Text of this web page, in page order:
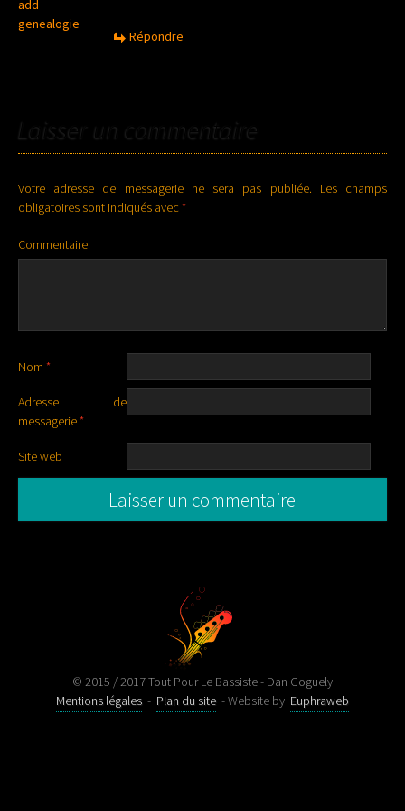
add
genealogie
Répondre
Laisser un commentaire
Votre adresse de messagerie ne sera pas publiée. Les champs
obligatoires sont indiqués avec*
Commentaire
Nom *
Adresse de
messagerie*
Site web
© 2015 / 2017 Tout Pour Le Bassiste - Dan Goguely
Mentions légales - Plan du site - Website by Euphraweb